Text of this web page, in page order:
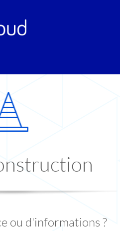
ou d'informations ?